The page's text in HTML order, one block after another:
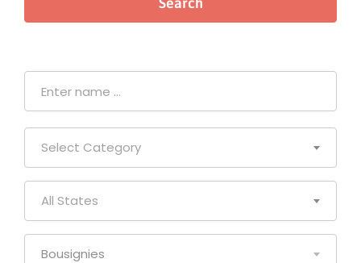
Select Category
All States
Bousignies